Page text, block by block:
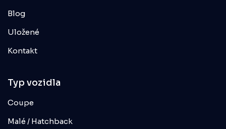
Blog
Uložené
Kontakt
Typ vozidla
Coupe
Malé / Hatchback